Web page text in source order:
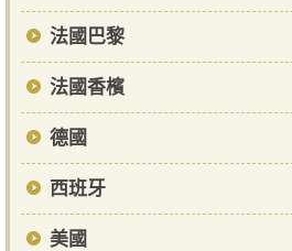
法國巴黎
法國香檳
德國
西班牙
美國